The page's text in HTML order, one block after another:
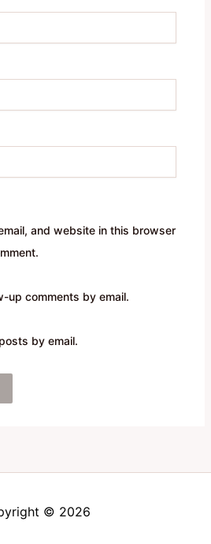
and website in this browser
up comments by email.
by email.
© 2026